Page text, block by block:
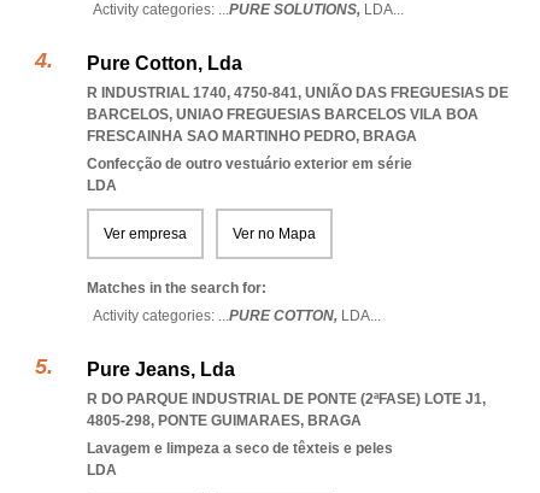
Activity categories: ...PURE SOLUTIONS, LDA...
Pure Cotton, Lda
R INDUSTRIAL 1740, 4750-841, UNIÃO DAS FREGUESIAS DE
BARCELOS, UNIAO FREGUESIAS BARCELOS VILA BOA
FRESCAINHA SAO MARTINHO PEDRO, BRAGA
Confecção de outro vestuário exterior em série
LDA
Ver empresa Ver no Mapa
Matches in the search for:
Activity categories: ...PURE COTTON, LDA...
Pure Jeans, Lda
R DO PARQUE INDUSTRIAL DE PONTE (2ªFASE) LOTE J1,
4805-298, PONTE GUIMARAES, BRAGA
Lavagem e limpeza a seco de têxteis e peles
LDA